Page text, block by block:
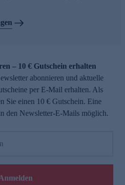
– 10 € Gutschein erhalten
abonnieren und aktuelle
per E-Mail erhalten. Als
Sie einen 10 € Gutschein. Eine
den Newsletter-E-Mails möglich.